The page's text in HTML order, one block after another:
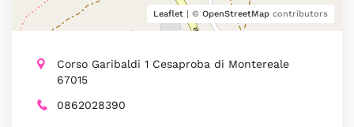
Leaflet | © OpenStreetMap contributors
Corso Garibaldi 1 Cesaproba di Montereale
67015
0862028390